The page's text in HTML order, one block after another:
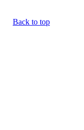
Back to top